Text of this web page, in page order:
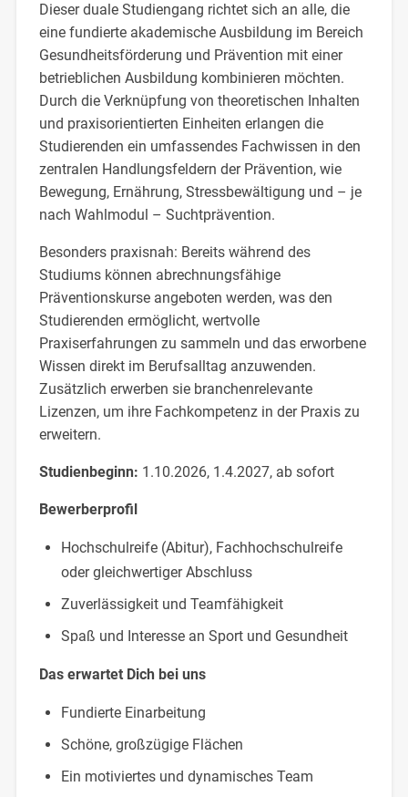
Dieser duale Studiengang richtet sich an alle, die
eine fundierte akademische Ausbildung im Bereich
Gesundheitsförderung und Prävention mit einer
betrieblichen Ausbildung kombinieren möchten.
Durch die Verknüpfung von theoretischen Inhalten
und praxisorientierten Einheiten erlangen die
Studierenden ein umfassendes Fachwissen in den
zentralen Handlungsfeldern der Prävention, wie
Bewegung, Ernährung, Stressbewältigung und – je
nach Wahlmodul – Suchtprävention.
Besonders praxisnah: Bereits während des
Studiums können abrechnungsfähige
Präventionskurse angeboten werden, was den
Studierenden ermöglicht, wertvolle
Praxiserfahrungen zu sammeln und das erworbene
Wissen direkt im Berufsalltag anzuwenden.
Zusätzlich erwerben sie branchenrelevante
Lizenzen, um ihre Fachkompetenz in der Praxis zu
erweitern.
Studienbeginn: 1.10.2026, 1.4.2027, ab sofort
Bewerberprofil
Hochschulreife (Abitur), Fachhochschulreife
oder gleichwertiger Abschluss
Zuverlässigkeit und Teamfähigkeit
Spaß und Interesse an Sport und Gesundheit
Das erwartet Dich bei uns
Fundierte Einarbeitung
Schöne, großzügige Flächen
Ein motiviertes und dynamisches Team